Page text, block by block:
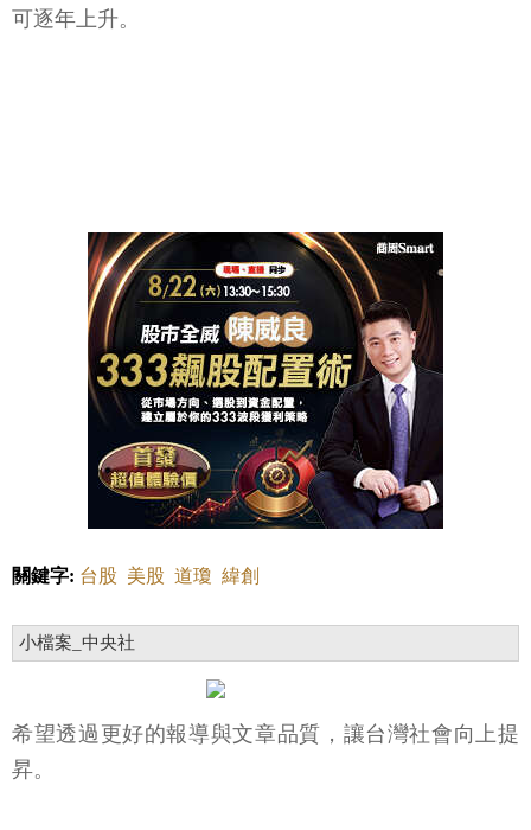
可逐年上升。
關鍵字: 台股 美股 道瓊 緯創
小檔案_中央社
希望透過更好的報導與文章品質，讓台灣社會向上提
昇。